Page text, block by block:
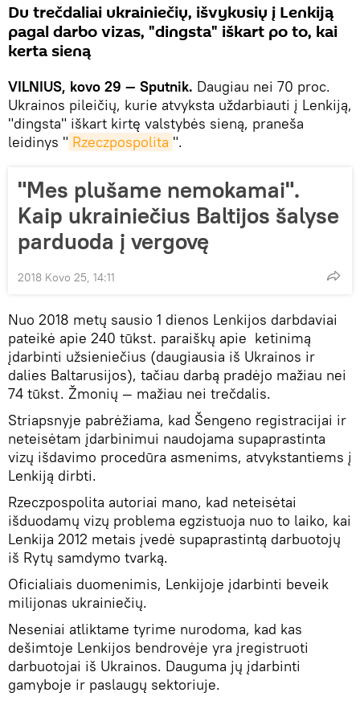
Du trečdaliai ukrainiečių, išvykusių į Lenkiją
pagal darbo vizas, "dingsta" iškart po to, kai
kerta sieną
VILNIUS, kovo 29 — Sputnik. Daugiau nei 70 proc.
Ukrainos pileičių, kurie atvyksta uždarbiauti į Lenkiją,
"dingsta" iškart kirtę valstybės sieną, praneša
leidinys " Rzeczpospolita ".
"Mes plušame nemokamai".
Kaip ukrainiečius Baltijos šalyse
parduoda į vergovę
2018 Kovo 25, 14:11
Nuo 2018 metų sausio 1 dienos Lenkijos darbdaviai
pateikė apie 240 tūkst. paraiškų apie ketinimą
įdarbinti užsieniečius (daugiausia iš Ukrainos ir
dalies Baltarusijos), tačiau darbą pradėjo mažiau nei
74 tūkst. Žmonių — mažiau nei trečdalis.
Striapsnyje pabrėžiama, kad Šengeno registracijai ir
neteisėtam įdarbinimui naudojama supaprastinta
vizų išdavimo procedūra asmenims, atvykstantiems į
Lenkiją dirbti.
Rzeczpospolita autoriai mano, kad neteisėtai
išduodamų vizų problema egzistuoja nuo to laiko, kai
Lenkija 2012 metais įvedė supaprastintą darbuotojų
iš Rytų samdymo tvarką.
Oficialiais duomenimis, Lenkijoje įdarbinti beveik
milijonas ukrainiečių.
Neseniai atliktame tyrime nurodoma, kad kas
dešimtoje Lenkijos bendrovėje yra įregistruoti
darbuotojai iš Ukrainos. Dauguma jų įdarbinti
gamyboje ir paslaugų sektoriuje.